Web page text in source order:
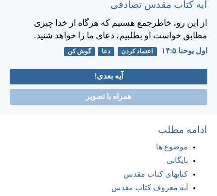
آیه کتاب مقدس تصادفی
از این رو، خاطرجمع هستيم كه هرگاه از خدا چيزی
مطابق خواست او بطلبيم، دعای ما را خواهد شنيد.
اول يوحنا ۵:‏۱۴ اعتماد کردن دعا گوش کن
آیه بعدی!
همراه با تصویر
ادامه مطلب
موضوع ها
بایگانی
کتابهای کتاب مقدس
آیه معروف کتاب مقدس